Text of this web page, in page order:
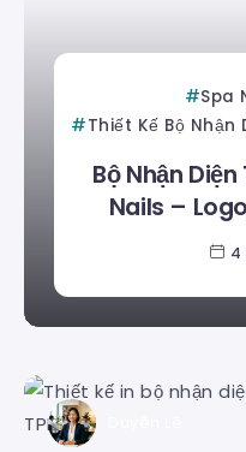
Spa
Thiết Kế Bộ Nhận
Bộ Nhận
Nails –
4